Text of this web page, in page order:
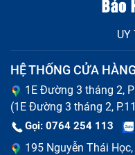
UY
HỆ THỐNG CỬA
1E Đường 3 tháng 2,
(1E Đường 3 tháng 2,
Gọi: 0764 254 113
195 Nguyễn Thái